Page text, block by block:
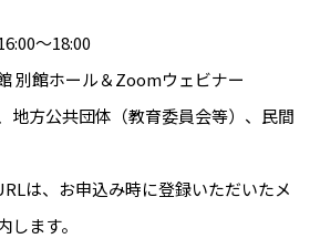
〜18:00
別館ホール＆Zoomウェビナー
地方公共団体（教育委員会等）、民間
お申込み時に登録いただいたメ
ます。